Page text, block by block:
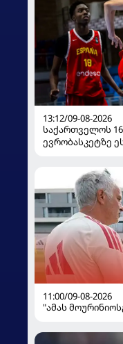
13:12/09-08-2026
საქართველოს
ევრობასკეტზე
11:00/09-08-2026
"ამას